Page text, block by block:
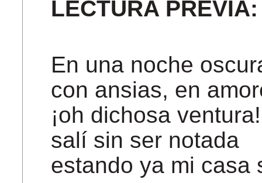
LECTURA
En una noche
con ansias, en
¡oh dichosa
salí sin ser notada
estando ya mi casa